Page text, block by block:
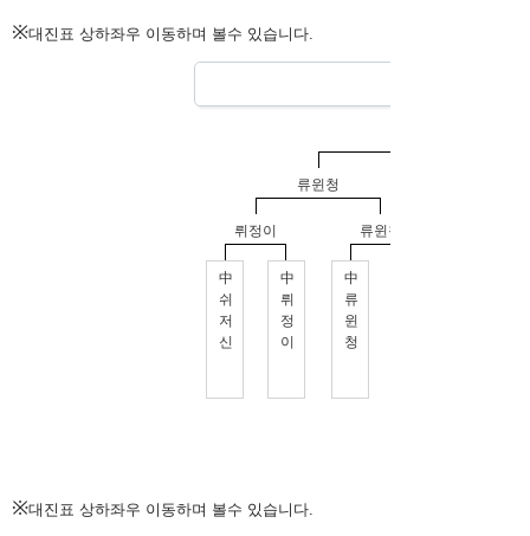
※대진표 상하좌우 이동하며 볼수 있습니다.
※대진표 상하좌우 이동하며 볼수 있습니다.